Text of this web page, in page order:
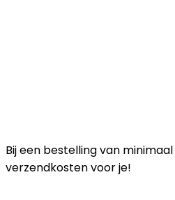
Bij een bestelling van
verzendkosten voor je!